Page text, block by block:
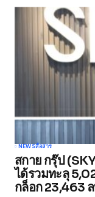
Your email
Required
Comment *
Your Name
Your E-mail*
NEWSสื่อสาร
สกาย กรุ๊ป
ได้รวมทะลุ
กล็อก 23,463